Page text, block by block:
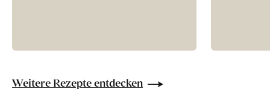
Weitere Rezepte entdecken